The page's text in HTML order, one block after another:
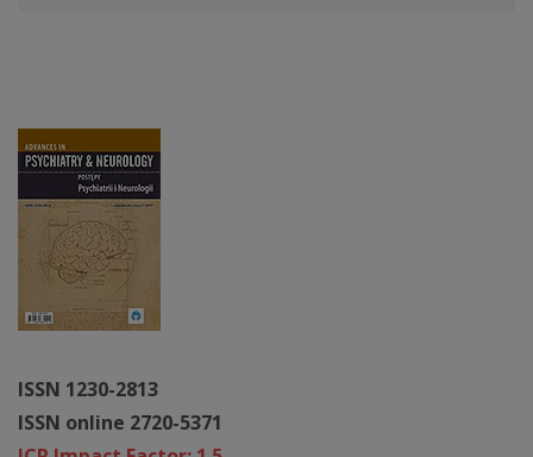
ISSN 1230-2813
ISSN online 2720-5371